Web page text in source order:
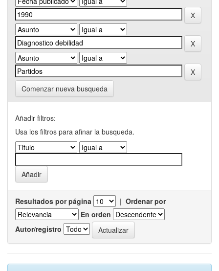
Comenzar nueva busqueda
Añadir filtros:
Usa los filtros para afinar la busqueda.
Resultados por página | Ordenar por
En orden
Autor/registro